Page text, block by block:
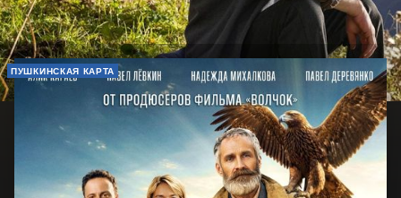
ПУШКИНСКАЯ КАРТА